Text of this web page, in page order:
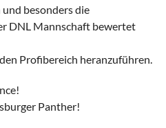
und besonders die
DNL Mannschaft bewertet
Profibereich heranzuführen.
Panther!